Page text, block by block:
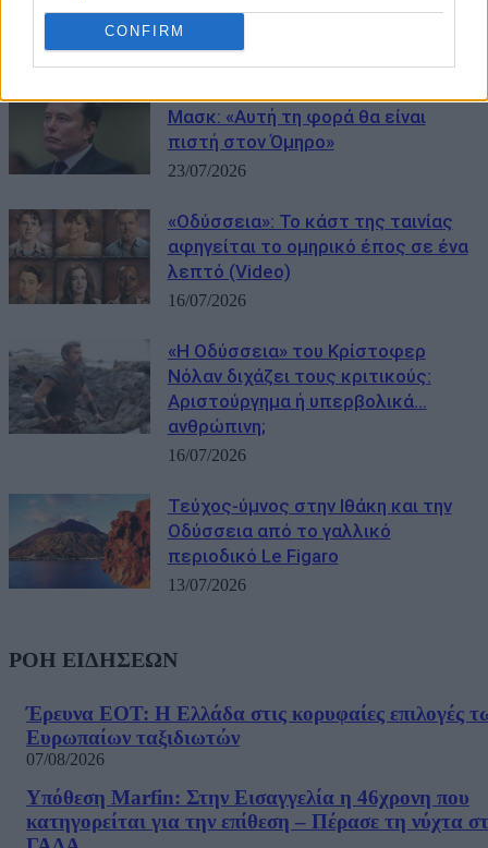
CONFIRM
ελληνικό πολιτισμό διεθνώς»
28/07/2026
Μασκ: «Αυτή τη φορά θα είναι
πιστή στον Όμηρο»
23/07/2026
«Οδύσσεια»: Το κάστ της ταινίας
αφηγείται το ομηρικό έπος σε ένα
λεπτό (Video)
16/07/2026
«Η Οδύσσεια» του Κρίστοφερ
Νόλαν διχάζει τους κριτικούς:
Αριστούργημα ή υπερβολικά…
ανθρώπινη;
16/07/2026
Τεύχος-ύμνος στην Ιθάκη και την
Οδύσσεια από το γαλλικό
περιοδικό Le Figaro
13/07/2026
ΡΟΗ ΕΙΔΗΣΕΩΝ
Έρευνα ΕΟΤ: Η Ελλάδα στις κορυφαίες επιλογές
Ευρωπαίων ταξιδιωτών
07/08/2026
Υπόθεση Marfin: Στην Εισαγγελία η 46χρονη που
κατηγορείται για την επίθεση – Πέρασε τη νύχτα